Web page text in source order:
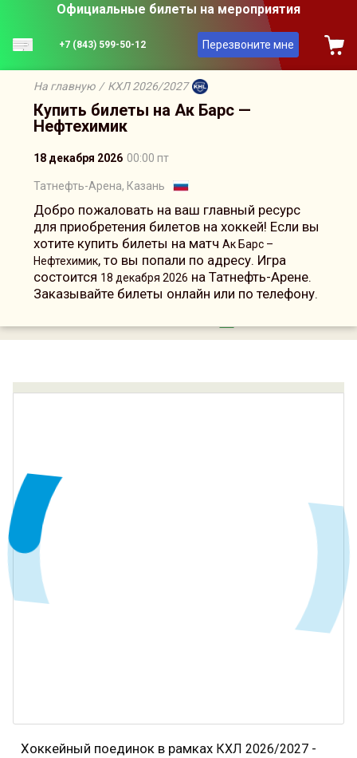
Официальные билеты на мероприятия
+7 (843) 599-50-12 Перезвоните мне
На главную / КХЛ 2026/2027
Купить билеты на Ак Барс —
Нефтехимик
18 декабря 2026 00:00 пт
Татнефть-Арена, Казань
Добро пожаловать на ваш главный ресурс
для приобретения билетов на хоккей! Если вы
хотите купить билеты на матч Ак Барс –
Нефтехимик, то вы попали по адресу. Игра
состоится 18 декабря 2026 на Татнефть-Арене.
Заказывайте билеты онлайн или по телефону.
Сейчас на сайте онлайн19человек
Хоккейный поединок в рамках КХЛ 2026/2027 -